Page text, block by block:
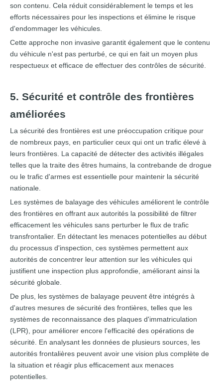
son contenu. Cela réduit considérablement le temps et les
efforts nécessaires pour les inspections et élimine le risque
d'endommager les véhicules.
Cette approche non invasive garantit également que le contenu
du véhicule n'est pas perturbé, ce qui en fait un moyen plus
respectueux et efficace de effectuer des contrôles de sécurité.
5. Sécurité et contrôle des frontières
améliorées
La sécurité des frontières est une préoccupation critique pour
de nombreux pays, en particulier ceux qui ont un trafic élevé à
leurs frontières. La capacité de détecter des activités illégales
telles que la traite des êtres humains, la contrebande de drogue
ou le trafic d'armes est essentielle pour maintenir la sécurité
nationale.
Les systèmes de balayage des véhicules améliorent le contrôle
des frontières en offrant aux autorités la possibilité de filtrer
efficacement les véhicules sans perturber le flux de trafic
transfrontalier. En détectant les menaces potentielles au début
du processus d'inspection, ces systèmes permettent aux
autorités de concentrer leur attention sur les véhicules qui
justifient une inspection plus approfondie, améliorant ainsi la
sécurité globale.
De plus, les systèmes de balayage peuvent être intégrés à
d'autres mesures de sécurité des frontières, telles que les
systèmes de reconnaissance des plaques d'immatriculation
(LPR), pour améliorer encore l'efficacité des opérations de
sécurité. En analysant les données de plusieurs sources, les
autorités frontalières peuvent avoir une vision plus complète de
la situation et réagir plus efficacement aux menaces
potentielles.